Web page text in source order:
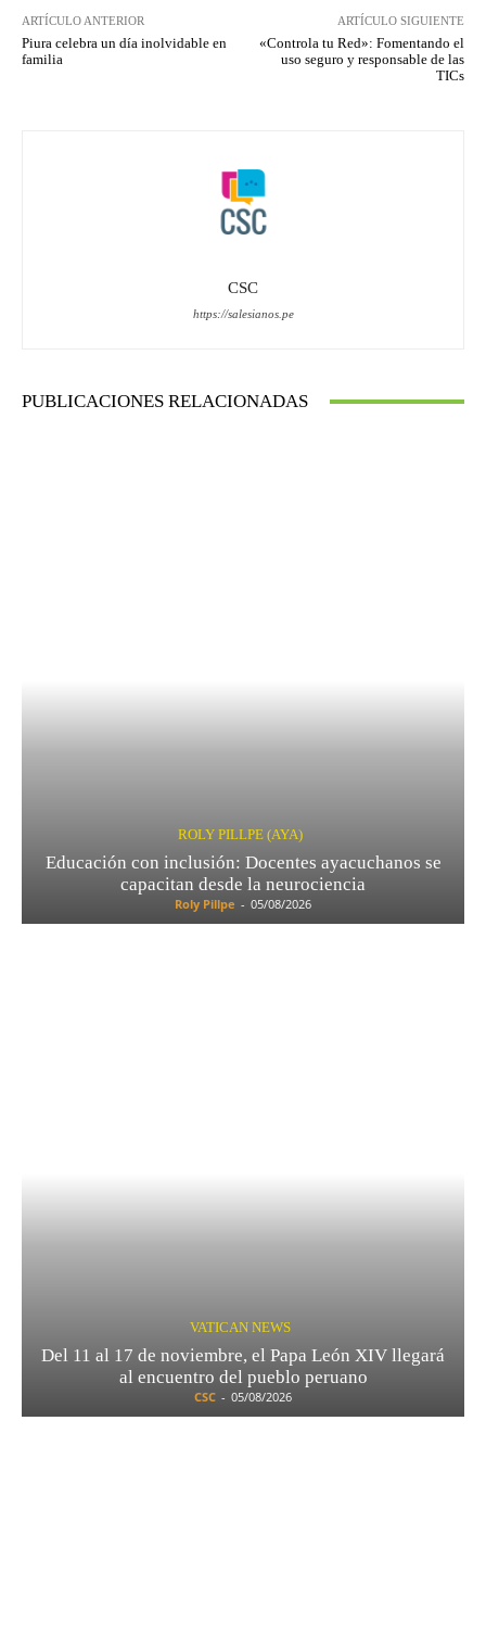
ARTÍCULO ANTERIOR
Piura celebra un día inolvidable en
familia
ARTÍCULO SIGUIENTE
«Controla tu Red»: Fomentando el
uso seguro y responsable de las
TICs
CSC
https://salesianos.pe
PUBLICACIONES RELACIONADAS
ROLY PILLPE (AYA)
Educación con inclusión: Docentes ayacuchanos se
capacitan desde la neurociencia
Roly Pillpe - 05/08/2026
VATICAN NEWS
Del 11 al 17 de noviembre, el Papa León XIV llegará
al encuentro del pueblo peruano
CSC - 05/08/2026